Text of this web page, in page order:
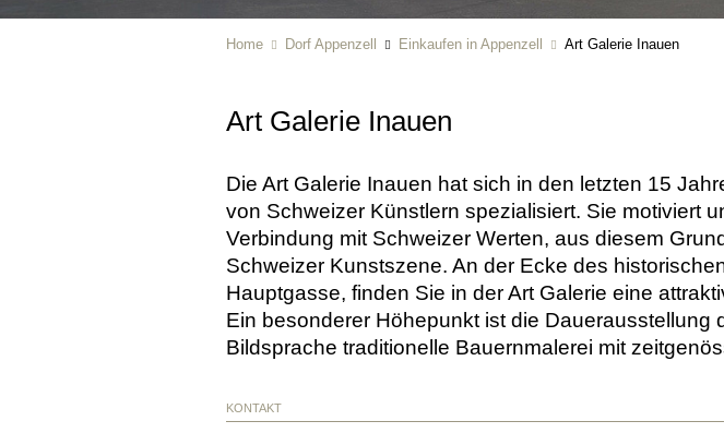
Home Dorf Appenzell Einkaufen in Appenzell Art Galerie Inauen
Art Galerie Inauen
Die Art Galerie Inauen hat sich in den letzten 15
von Schweizer Künstlern spezialisiert. Sie motiviert
Verbindung mit Schweizer Werten, aus diesem
Schweizer Kunstszene. An der Ecke des
Hauptgasse, finden Sie in der Art Galerie eine
Ein besonderer Höhepunkt ist die Dauerausstellung
Bildsprache traditionelle Bauernmalerei mit
KONTAKT